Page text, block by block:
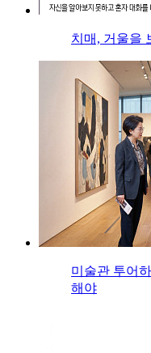
치매, 거울을
미술관 투어
해야